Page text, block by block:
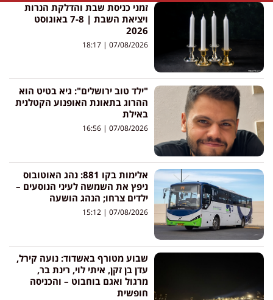
זמני כניסת שבת והדלקת הנרות
ויציאת השבת | 7-8 באוגוסט
2026
07/08/2026
"ילד טוב ירושלים": גיא בטיט הוא
ההרוג בתאונת האופנוע הקטלנית
באילת
07/08/2026
אלימות בקו 881: נהג האוטובוס
ניפץ את השמשה לעיני הנוסעים –
ילדים צרחו; הנהג הושעה
07/08/2026
שבוע מטורף באשדוד: נועה קירל,
עדן בן זקן, איתי לוי, רינת בר,
מרגול ואגם בוחבוט – והכניסה
חופשית